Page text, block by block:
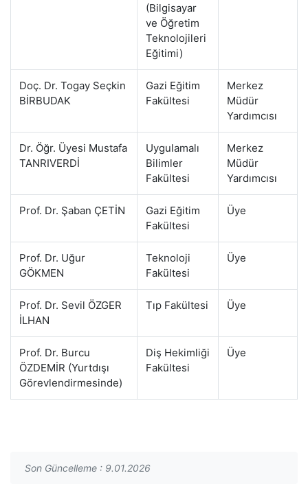
(Bilgisayar
ve Öğretim
Teknolojileri
Eğitimi)
Doç. Dr. Togay Seçkin
BİRBUDAK
Gazi Eğitim
Fakültesi
Merkez
Müdür
Yardımcısı
Dr. Öğr. Üyesi Mustafa
TANRIVERDİ
Uygulamalı
Bilimler
Fakültesi
Merkez
Müdür
Yardımcısı
Prof. Dr. Şaban ÇETİN
Gazi Eğitim
Fakültesi
Üye
Prof. Dr. Uğur
GÖKMEN
Teknoloji
Fakültesi
Üye
Prof. Dr. Sevil ÖZGER
İLHAN
Tıp Fakültesi Üye
Prof. Dr. Burcu
ÖZDEMİR (Yurtdışı
Görevlendirmesinde)
Diş Hekimliği
Fakültesi
Üye
Son Güncelleme : 9.01.2026